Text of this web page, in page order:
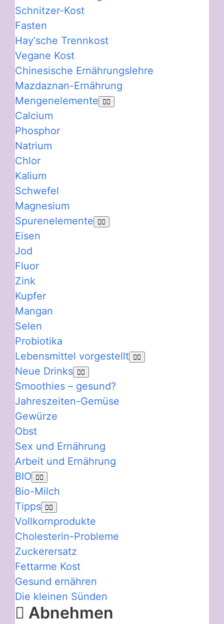
Schnitzer-Kost
Fasten
Hay‘sche Trennkost
Vegane Kost
Chinesische Ernährungslehre
Mazdaznan-Ernährung
Mengenelemente
Calcium
Phosphor
Natrium
Chlor
Kalium
Schwefel
Magnesium
Spurenelemente
Eisen
Jod
Fluor
Zink
Kupfer
Mangan
Selen
Probiotika
Lebensmittel vorgestellt
Neue Drinks
Smoothies – gesund?
Jahreszeiten-Gemüse
Gewürze
Obst
Sex und Ernährung
Arbeit und Ernährung
BIO
Bio-Milch
Tipps
Vollkornprodukte
Cholesterin-Probleme
Zuckerersatz
Fettarme Kost
Gesund ernähren
Die kleinen Sünden
Abnehmen